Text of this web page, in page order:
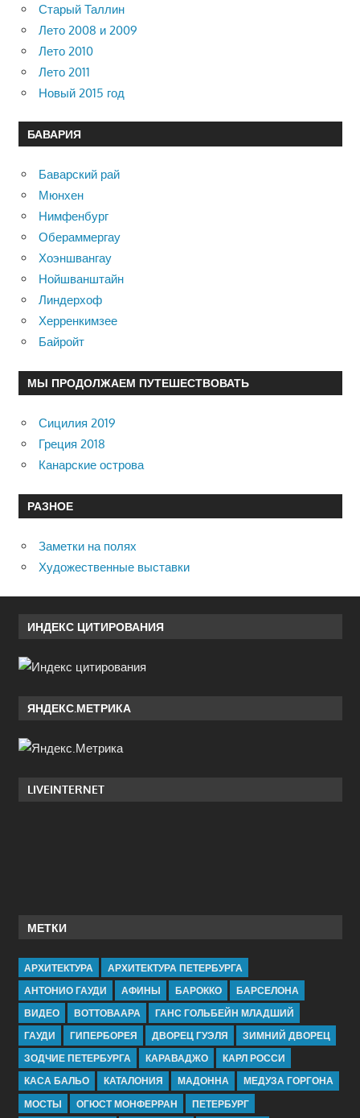
Старый Таллин
Лето 2008 и 2009
Лето 2010
Лето 2011
Новый 2015 год
БАВАРИЯ
Баварский рай
Мюнхен
Нимфенбург
Обераммергау
Хоэншвангау
Нойшванштайн
Линдерхоф
Херренкимзее
Байройт
МЫ ПРОДОЛЖАЕМ ПУТЕШЕСТВОВАТЬ
Сицилия 2019
Греция 2018
Канарские острова
РАЗНОЕ
Заметки на полях
Художественные выставки
ИНДЕКС ЦИТИРОВАНИЯ
ЯНДЕКС.МЕТРИКА
LIVEINTERNET
МЕТКИ
АРХИТЕКТУРА
АРХИТЕКТУРА ПЕТЕРБУРГА
АНТОНИО ГАУДИ
АФИНЫ БАРОККО
БАРСЕЛОНА
ВИДЕО
ВОТТОВААРА
ГАНС ГОЛЬБЕЙН МЛАДШИЙ
ГАУДИ
ГИПЕРБОРЕЯ ДВОРЕЦ ГУЭЛЯ
ЗИМНИЙ ДВОРЕЦ
ЗОДЧИЕ ПЕТЕРБУРГА
КАРАВАДЖО
КАРЛ РОССИ
КАСА БАЛЬО
КАТАЛОНИЯ МАДОННА
МЕДУЗА ГОРГОНА
МОСТЫ
ОГЮСТ МОНФЕРРАН ПЕТЕРБУРГ